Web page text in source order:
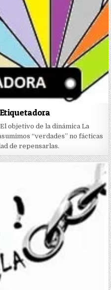
objetivo de la dinámica La
“verdades” no fácticas
de repensarlas.